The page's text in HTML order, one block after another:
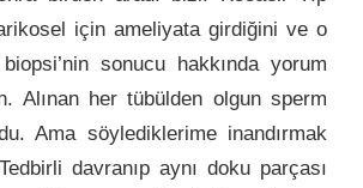
için ameliyata girdiğini ve o
sonucu hakkında yorum
Alınan her tübülden olgun sperm
Ama söylediklerime inandırmak
davranıp aynı doku parçası